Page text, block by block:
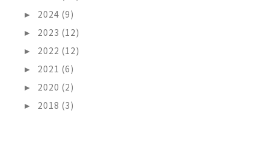
►
2024 (9)
►
2023 (12)
►
2022 (12)
►
2021 (6)
►
2020 (2)
►
2018 (3)